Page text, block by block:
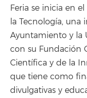
Feria se inicia en
la Tecnología, una
Ayuntamiento y la
con su Fundación
Científica y de la
que tiene como
divulgativas y